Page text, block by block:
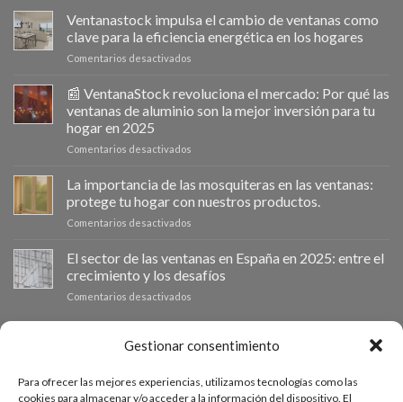
Gestionar consentimiento
Para ofrecer las mejores experiencias, utilizamos tecnologías como las
cookies para almacenar y/o acceder a la información del dispositivo. El
Ventanastock impulsa el cambio de ventanas como
clave para la eficiencia energética en los hogares
Comentarios desactivados
impulsa
el
cambio
la
en
los
📰 VentanaStock revoluciona el mercado: Por qué las
ventanas de aluminio son la mejor inversión para tu
hogar en 2025
Comentarios desactivados
VentanaStock
revoluciona
el
qué
las
la
inversión
para
La importancia de las mosquiteras en las ventanas:
protege tu hogar con nuestros productos.
Comentarios desactivados
importancia
de
las
ventanas:
hogar
El sector de las ventanas en España en 2025: entre el
crecimiento y los desafíos
Comentarios desactivados
de
en
PRESUPUESTO A MEDIDA
Si necesitas ventanas de otras medidas puedes solicitar un